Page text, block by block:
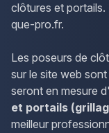
clôtures et
que-pro.fr.
Les poseurs de
sur le site web
seront en mesure
et portails
meilleur